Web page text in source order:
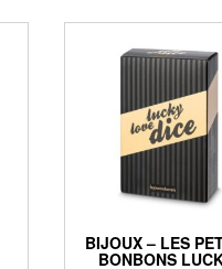
BIJOUX – LES
BONBONS